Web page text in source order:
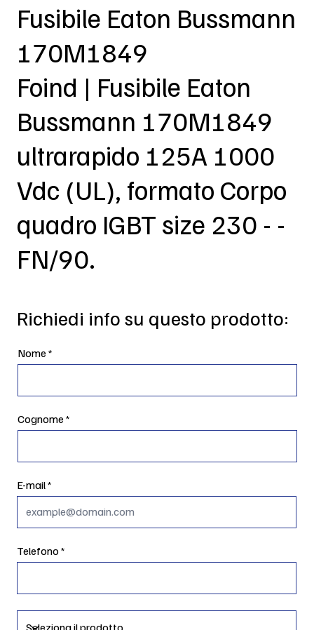
Fusibile Eaton Bussmann
170M1849
Foind | Fusibile Eaton
Bussmann 170M1849
ultrarapido 125A 1000
Vdc (UL), formato Corpo
quadro IGBT size 230 - -
FN/90.
Richiedi info su questo prodotto:
Nome
Cognome
E-mail
Telefono